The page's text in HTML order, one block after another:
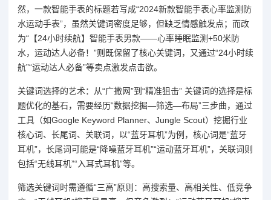
然，一款智能手表的标题若写成“2024新款智能手表心率监测防
水运动手表”，虽然关键词密度足够，但缺乏情感触发点；而改
为“【24小时续航】智能手表男款——心率睡眠监测+50米防
水，运动达人必备！”则既保留了核心关键词，又通过“24小时续
航”“运动达人必备”等卖点激发点击欲。
关键词选择的艺术：从“广撒网”到“精准狙击” 关键词的选择是标
题优化的基石，需要经历“数据挖掘—筛选—布局”三步曲，通过
工具（如Google Keyword Planner、Jungle Scout）挖掘行业
核心词、长尾词、关联词，以“蓝牙耳机”为例，核心词是“蓝牙
耳机”，长尾词可能是“降噪蓝牙耳机”“运动蓝牙耳机”，关联词则
包括“无线耳机”“入耳式耳机”等。
筛选关键词时需遵循“三高”原则：高搜索量、高相关性、低竞争